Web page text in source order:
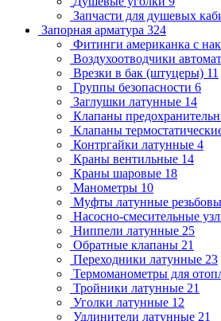
Запчасти для душевых
Запорная арматура 324
Фитинги американка с
Воздухоотводчики
Врезки в бак (штуцеры) 11
Группы безопасности 6
Заглушки латунные 14
Клапаны
Клапаны
Контргайки латунные 4
Краны вентильные 14
Краны шаровые 18
Манометры 10
Муфты латунные
Насосно-смесительные
Ниппели латунные 25
Обратные клапаны 21
Переходники латунные 23
Термоманометры для
Тройники латунные 21
Уголки латунные 12
Удлинители латунные 21